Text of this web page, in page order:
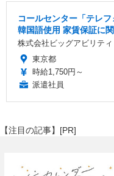
コールセンター「テレ
韓国語使用 家賃保証に
株式会社ビッグアビリティ
東京都
時給1,750円～
派遣社員
【注目の記事】[PR]